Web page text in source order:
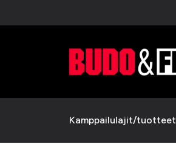
Kamppailulajit/tuotteet